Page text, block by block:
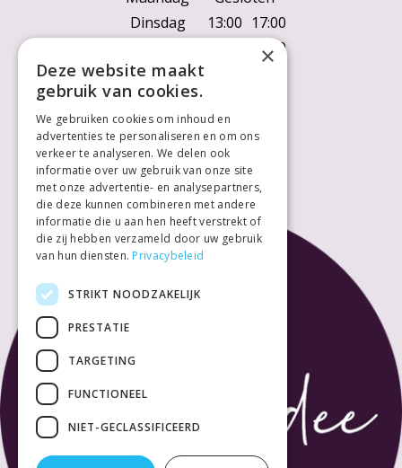
Dinsdag
13:00 17:00
18:00
Donderdag
Vrijdag
Zaterdag
10:00
Zondag
Gesloten
×
Deze website maakt
gebruik van cookies.
We gebruiken cookies om inhoud en
advertenties te personaliseren en om ons
verkeer te analyseren. We delen ook
informatie over uw gebruik van onze site
met onze advertentie- en analysepartners,
die deze kunnen combineren met andere
informatie die u aan hen heeft verstrekt of
die zij hebben verzameld door uw gebruik
van hun diensten. Privacybeleid
STRIKT NOODZAKELIJK
PRESTATIE
TARGETING
FUNCTIONEEL
NIET-GECLASSIFICEERD